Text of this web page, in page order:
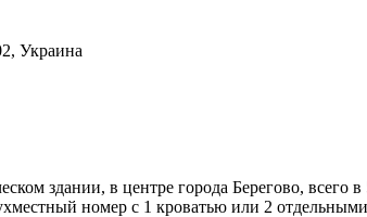
Украина
здании, в центре города Берегово,
номер с 1 кроватью или 2